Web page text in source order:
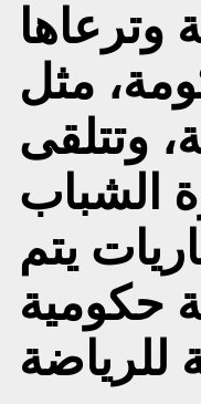
وترعاها
مثل
وتتلقى
الشباب
يتم
حكومية